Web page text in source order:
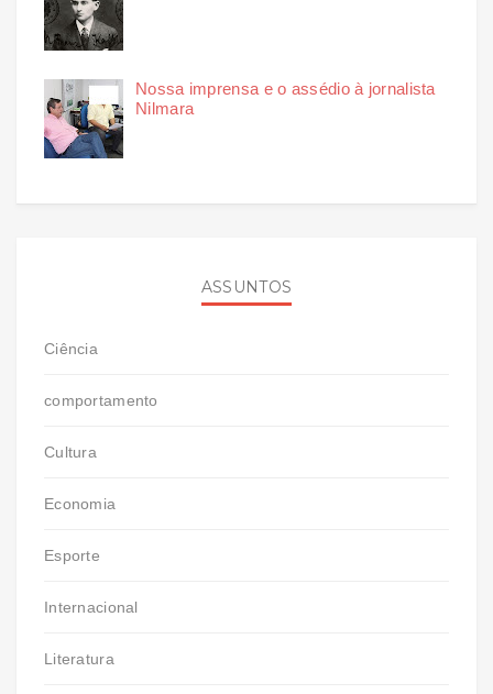
Nossa imprensa e o assédio à jornalista
Nilmara
ASSUNTOS
Ciência
comportamento
Cultura
Economia
Esporte
Internacional
Literatura